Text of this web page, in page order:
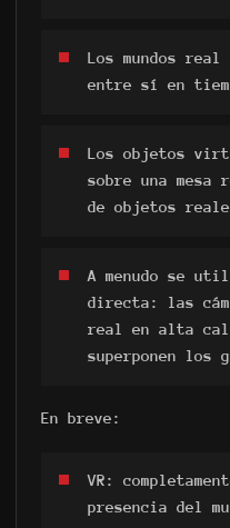
Los mundos
entre sí en
Los objetos
sobre una
de objetos
A menudo se
directa: las
real en alta
superponen los
En breve:
VR:
presencia del